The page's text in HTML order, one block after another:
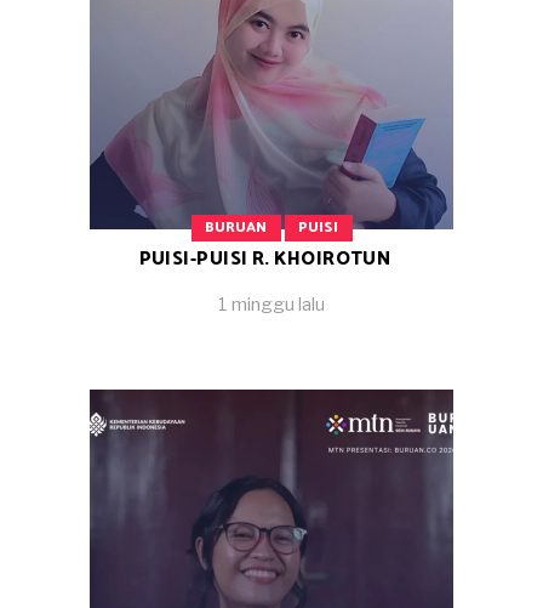
BURUAN PUISI
PUISI-PUISI R. KHOIROTUN
1 minggu lalu